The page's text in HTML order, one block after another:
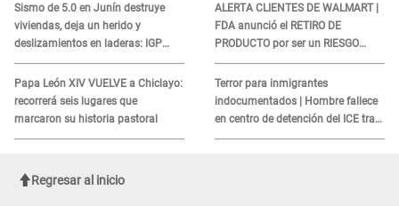
Sismo de 5.0 en Junín destruye
viviendas, deja un herido y
deslizamientos en laderas: IGP
alerta sobre posibles réplicas
Papa León XIV VUELVE a Chiclayo:
recorrerá seis lugares que
marcaron su historia pastoral
ALERTA CLIENTES DE WALMART |
FDA anunció el RETIRO DE
PRODUCTO por ser un RIESGO
MORTAL para consumidores: ¿Cuál
es?
Terror para inmigrantes
indocumentados | Hombre fallece
en centro de detención del ICE tras
sufrir una "emergencia médica"
Regresar al inicio